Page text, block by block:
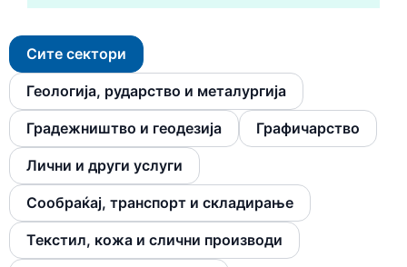
Сите сектори
Геологија, рударство и металургија
Градежништво и геодезија Графичарство
Лични и други услуги
Сообраќај, транспорт и складирање
Текстил, кожа и слични производи